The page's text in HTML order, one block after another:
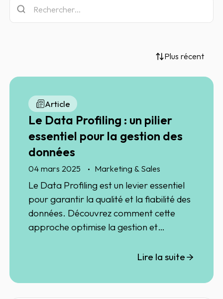
Plus récent
Article
Le Data Profiling : un pilier
essentiel pour la gestion des
données
04 mars 2025 Marketing & Sales
Le Data Profiling est un levier essentiel
pour garantir la qualité et la fiabilité des
données. Découvrez comment cette
approche optimise la gestion et
Lire la suite